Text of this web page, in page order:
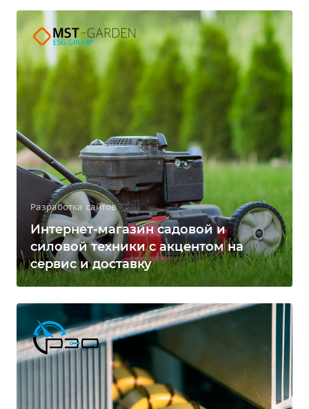
Разработка сайтов
Интернет-магазин садовой и
силовой техники с акцентом на
сервис и доставку